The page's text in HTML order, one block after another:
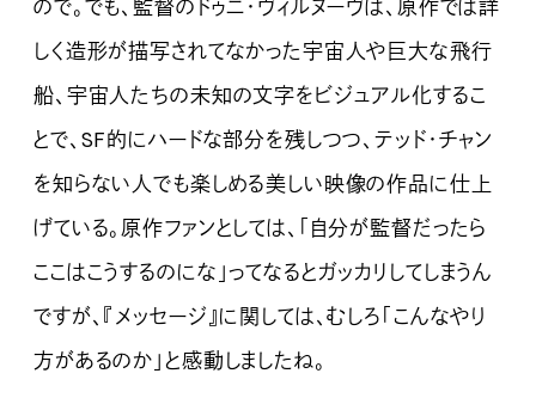
ので。でも、監督のドゥニ・ヴィルヌーヴは、原作では詳
しく造形が描写されてなかった宇宙人や巨大な飛行
船、宇宙人たちの未知の文字をビジュアル化するこ
とで、SF的にハードな部分を残しつつ、テッド・チャン
を知らない人でも楽しめる美しい映像の作品に仕上
げている。原作ファンとしては、「自分が監督だったら
ここはこうするのにな」ってなるとガッカリしてしまうん
ですが、『メッセージ』に関しては、むしろ「こんなやり
方があるのか」と感動しましたね。